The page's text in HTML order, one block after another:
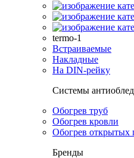
termo-1
Встраиваемые
Накладные
На DIN-рейку
Системы
Обогрев труб
Обогрев кровли
Обогрев открытых
Бренды